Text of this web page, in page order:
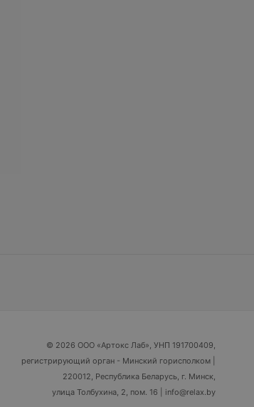
© 2026 ООО «Артокс Лаб», УНП 191700409,
регистрирующий орган - Минский горисполком
220012, Республика Беларусь, г. Минск,
улица Толбухина, 2, пом. 16 | info@relax.by